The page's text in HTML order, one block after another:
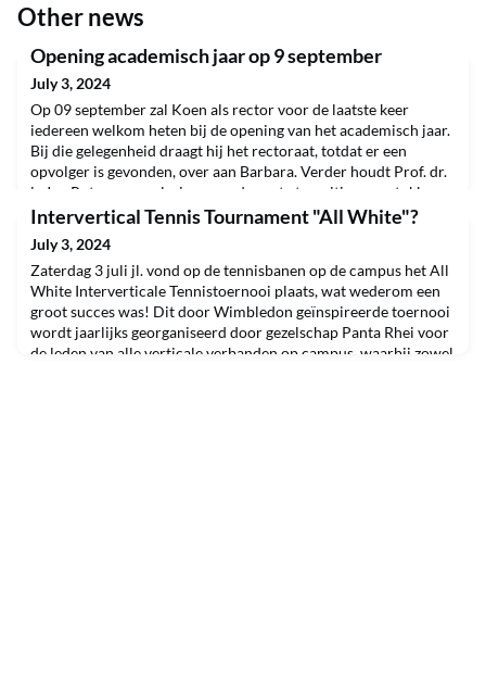
Other news
Opening academisch jaar op 9 september
July 3, 2024
Op 09 september zal Koen als rector voor de laatste keer
iedereen welkom heten bij de opening van het academisch jaar.
Bij die gelegenheid draagt hij het rectoraat, totdat er een
opvolger is gevonden, over aan Barbara. Verder houdt Prof. dr.
ir Jan Rotmans een lezing over de grote transitievraagstukken
van deze tijd. Hij pleit voor een actievere rol van de
Intervertical Tennis Tournament "All White"?
July 3, 2024
Zaterdag 3 juli jl. vond op de tennisbanen op de campus het All
White Interverticale Tennistoernooi plaats, wat wederom een
groot succes was! Dit door Wimbledon geïnspireerde toernooi
wordt jaarlijks georganiseerd door gezelschap Panta Rhei voor
de leden van alle verticale verbanden op campus, waarbij zowel